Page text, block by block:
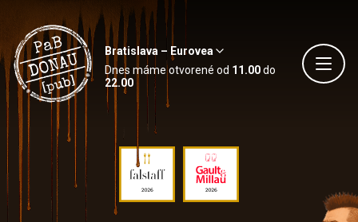
Bratislava – Eurovea
Dnes máme otvorené od 11.00do
22.00